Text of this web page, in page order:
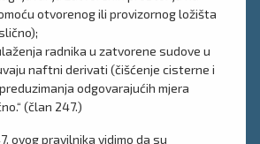
otvorenog ili provizornog ložišta
radnika u zatvorene sudove u
naftni derivati (čišćenje cisterne i
odgovarajućih mjera
(član 247.)
ovog pravilnika vidimo da su